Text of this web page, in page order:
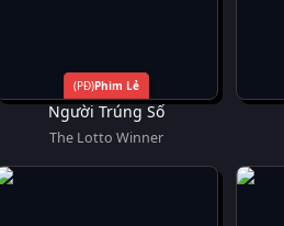
Phim Lẻ
Người Trúng Số
The Lotto Winner